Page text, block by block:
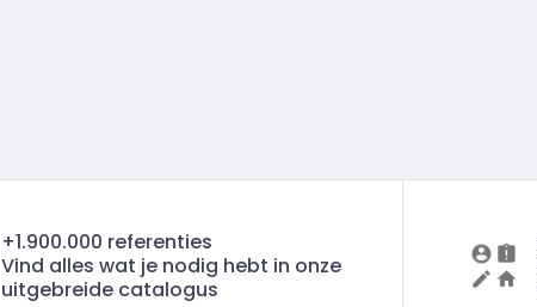
+1.900.000 referenties
Vind alles wat je nodig hebt in onze
uitgebreide catalogus